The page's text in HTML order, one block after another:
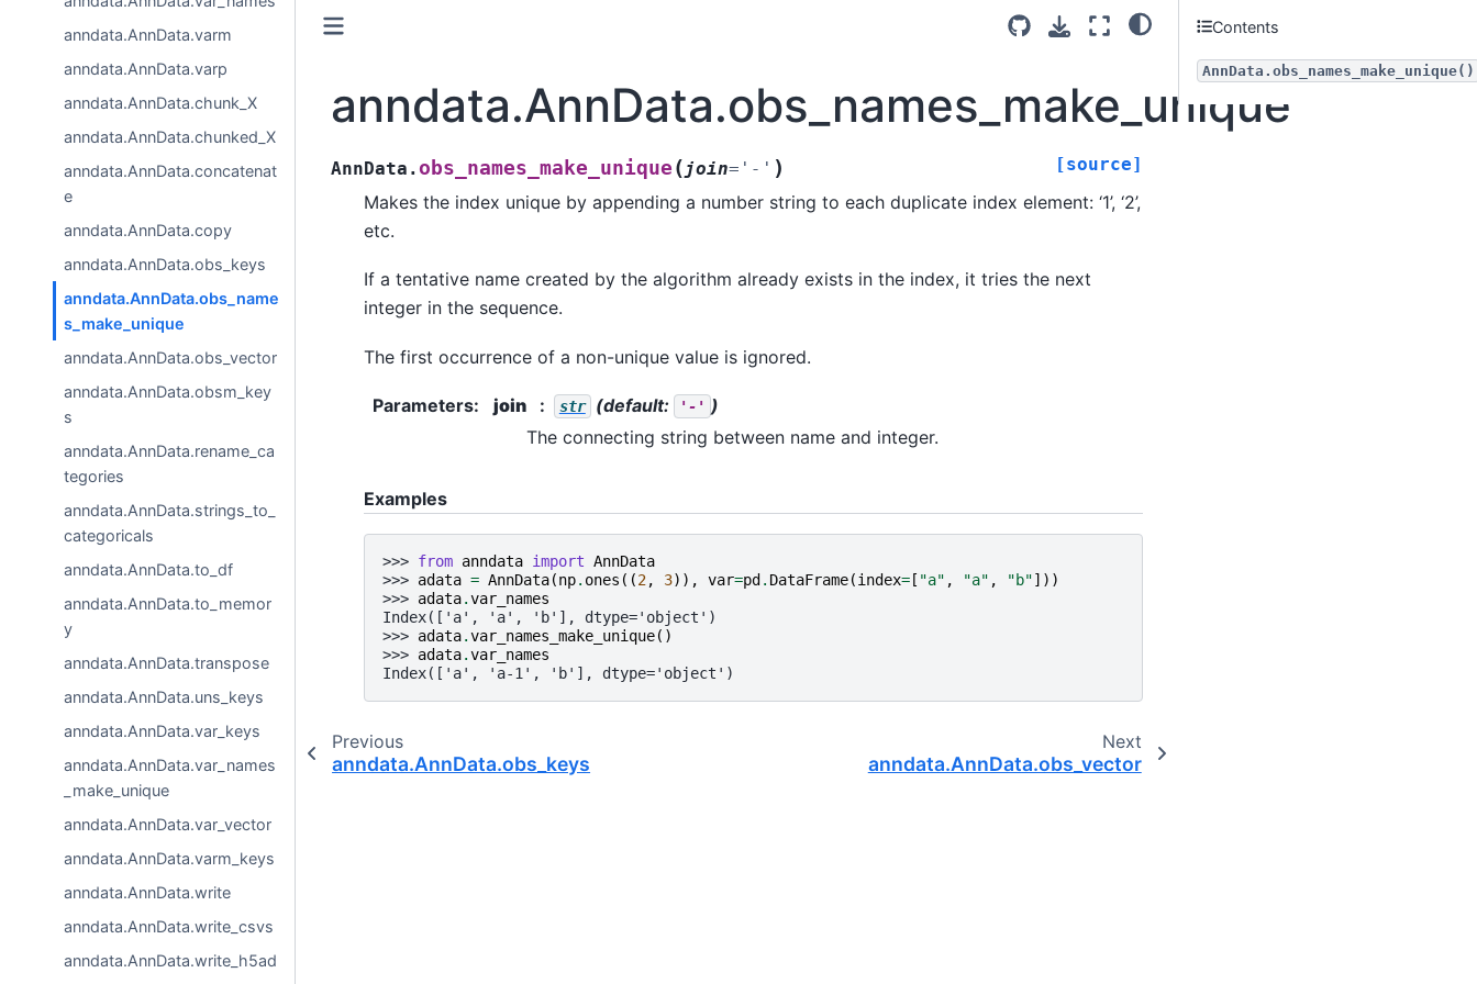
anndata.AnnData.varm
anndata.AnnData.varp
anndata.AnnData.chunk_X
anndata.AnnData.chunked_X
anndata.AnnData.concatenat
e
anndata.AnnData.copy
anndata.AnnData.obs_keys
anndata.AnnData.obs_name
s_make_unique
anndata.AnnData.obs_vector
anndata.AnnData.obsm_key
s
anndata.AnnData.rename_ca
tegories
anndata.AnnData.strings_to_
categoricals
anndata.AnnData.to_df
anndata.AnnData.to_memor
y
anndata.AnnData.transpose
anndata.AnnData.uns_keys
anndata.AnnData.var_keys
anndata.AnnData.var_names
_make_unique
anndata.AnnData.var_vector
anndata.AnnData.varm_keys
anndata.AnnData.write
anndata.AnnData.write_csvs
anndata.AnnData.write_h5ad
anndata.AnnData.obs_names_make_unique
AnnData.obs_names_make_unique ( join= '-' ) [source]
Makes the index unique by appending a number string to each duplicate index element: ‘1’, ‘2’,
etc.
If a tentative name created by the algorithm already exists in the index, it tries the next
integer in the sequence.
The first occurrence of a non-unique value is ignored.
Parameters: join str (default: '-' )
The connecting string between name and integer.
Examples
>>> from anndata import AnnData
>>> adata = AnnData(np. ones ((2, 3)), var=pd . DataFrame(index=[ "a" , "a" , "b"]))
>>> adata.var_names
Index(['a', 'a', 'b'], dtype='object')
>>> adata.var_names_make_unique()
>>> adata.var_names
Index(['a', 'a-1', 'b'], dtype='object')
Previous
anndata.AnnData.obs_keys
Next
anndata.AnnData.obs_vector
Contents
AnnData.obs_names_make_unique()